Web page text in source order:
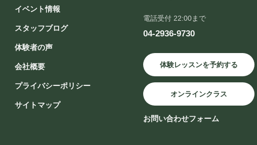
イベント情報
スタッフブログ
体験者の声
会社概要
プライバシーポリシー
サイトマップ
電話受付 22:00まで
04-2936-9730
体験レッスンを予約する
オンラインクラス
お問い合わせフォーム